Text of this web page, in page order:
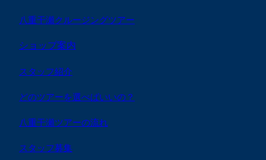
八重干瀬クルージングツアー
ショップ案内
スタッフ紹介
どのツアーを選べばいいの？
八重干瀬ツアーの流れ
スタッフ募集